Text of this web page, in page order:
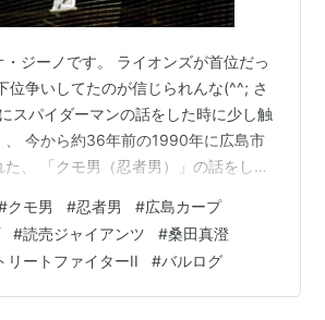
X 鉄拳
ばるろぐ】
創作世界に登場する怪物。
える精霊であったが、モルゴスに従
ち。剣や棍棒のほか、無数の皮紐を
とする。
指揮官として活動し、エルフにとっ
が、第1紀の終わりにはその殆どが
物語」序盤にモリアで旅の仲間を襲
・ジーノです。 ライオンズが首位だっ
位争いしてたのが信じられんな(^^; さ
スパイダーマンの話をした時に少し触
、 今から約36年前の1990年に広島市
、 「クモ男（忍者男）」の話をした
クモ男 #忍者男 #広島カープ
#読売ジャイアンツ #桑田真澄
リートファイターII #バルログ